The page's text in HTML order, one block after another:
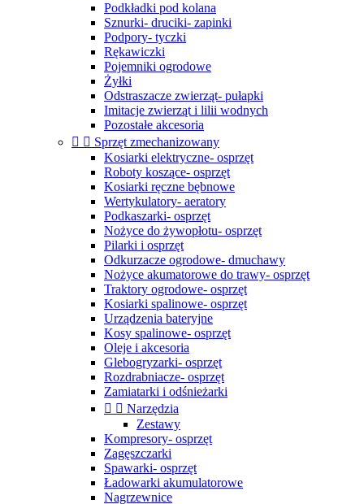
Podkładki pod kolana
Sznurki- druciki- zapinki
Podpory- tyczki
Rękawiczki
Pojemniki ogrodowe
Żyłki
Odstraszacze zwierząt- pułapki
Imitacje zwierząt i lilii wodnych
Pozostałe akcesoria
  Sprzęt zmechanizowany
Kosiarki elektryczne- osprzęt
Roboty koszące- osprzęt
Kosiarki ręczne bębnowe
Wertykulatory- aeratory
Podkaszarki- osprzęt
Nożyce do żywopłotu- osprzęt
Pilarki i osprzęt
Odkurzacze ogrodowe- dmuchawy
Nożyce akumatorowe do trawy- osprzęt
Traktory ogrodowe- osprzęt
Kosiarki spalinowe- osprzęt
Urządzenia bateryjne
Kosy spalinowe- osprzęt
Oleje i akcesoria
Glebogryzarki- osprzęt
Rozdrabniacze- osprzęt
Zamiatarki i odśnieżarki
  Narzędzia
Zestawy
Kompresory- osprzęt
Zagęszczarki
Spawarki- osprzęt
Ładowarki akumulatorowe
Nagrzewnice